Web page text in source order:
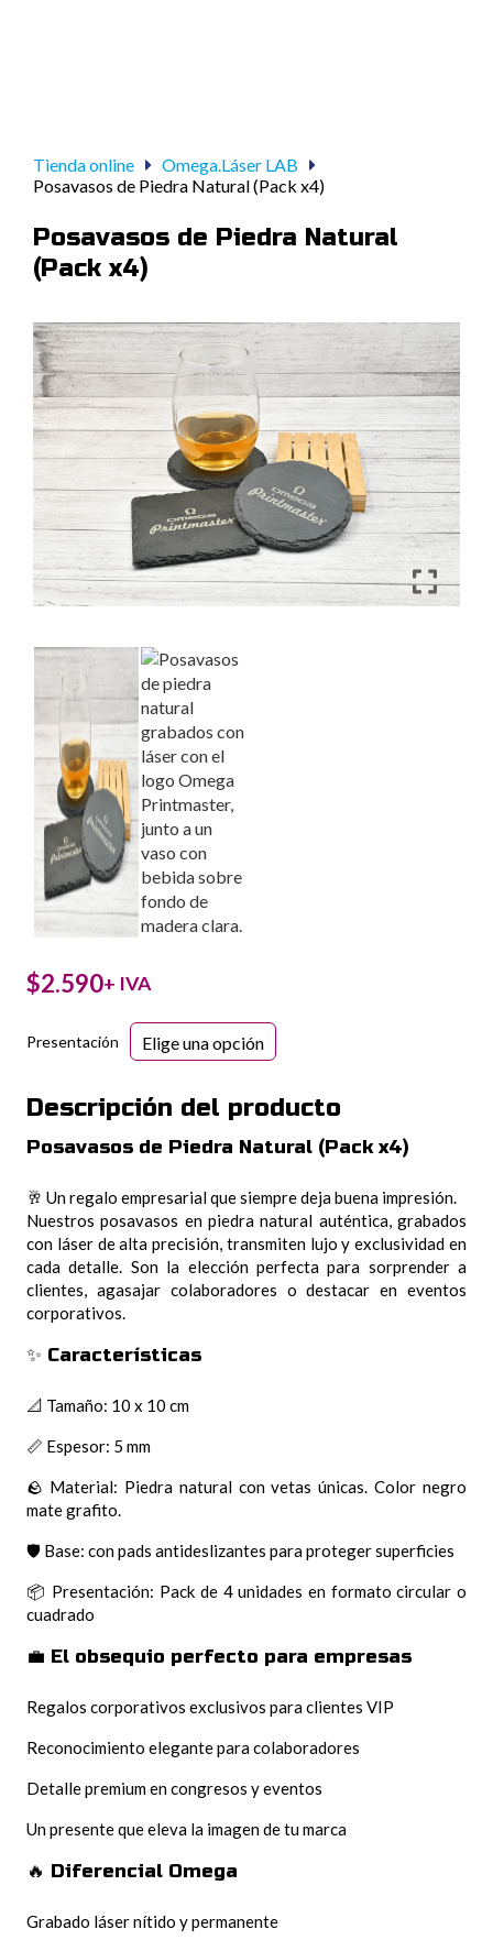
Tienda online
Omega.Láser LAB
Posavasos de Piedra Natural (Pack x4)
Posavasos de Piedra Natural
(Pack x4)
$2.590+ IVA
Presentación
Descripción del producto
Posavasos de Piedra Natural (Pack x4)
🥂 Un regalo empresarial que siempre deja buena impresión.
Nuestros posavasos en piedra natural auténtica, grabados
con láser de alta precisión, transmiten lujo y exclusividad en
cada detalle. Son la elección perfecta para sorprender a
clientes, agasajar colaboradores o destacar en eventos
corporativos.
✨ Características
📐 Tamaño: 10 x 10 cm
📏 Espesor: 5 mm
🪨 Material: Piedra natural con vetas únicas. Color negro
mate grafito.
🛡️ Base: con pads antideslizantes para proteger superficies
📦 Presentación: Pack de 4 unidades en formato circular o
cuadrado
💼 El obsequio perfecto para empresas
Regalos corporativos exclusivos para clientes VIP
Reconocimiento elegante para colaboradores
Detalle premium en congresos y eventos
Un presente que eleva la imagen de tu marca
🔥 Diferencial Omega
Grabado láser nítido y permanente